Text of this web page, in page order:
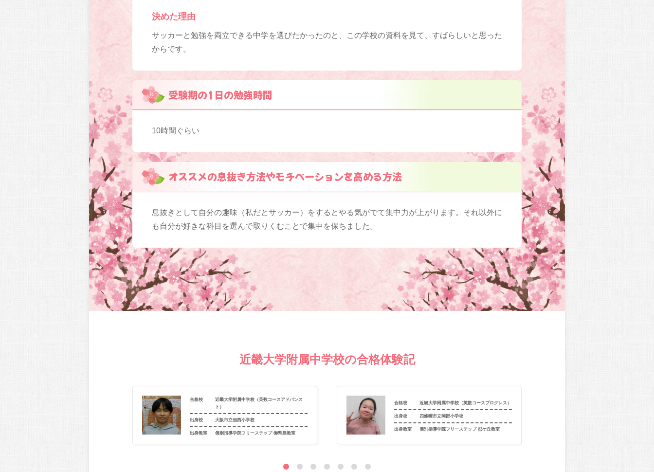
決めた理由
サッカーと勉強を両立できる中学を選びたかったのと、この学校の資料を見て、すばらしいと思った
からです。
受験期の1日の勉強時間
10時間ぐらい
オススメの息抜き方法やモチベーションを高める方法
息抜きとして自分の趣味（私だとサッカー）をするとやる気がでて集中力が上がります。それ以外に
も自分が好きな科目を選んで取りくむことで集中を保ちました。
近畿大学附属中学校の合格体験記
合格校
近畿大学附属中学校（英数コースアドバンス
ト）
出身校 大阪市立佃西小学校
出身教室 個別指導学院フリーステップ 御幣島教室
合格校 近畿大学附属中学校（英数コースプログレス）
出身校 四條畷市立岡部小学校
出身教室 個別指導学院フリーステップ 忍ケ丘教室